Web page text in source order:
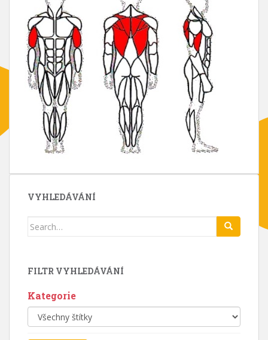
VYHLEDÁVÁNÍ
Search
FILTR VYHLEDÁVÁNÍ
Kategorie